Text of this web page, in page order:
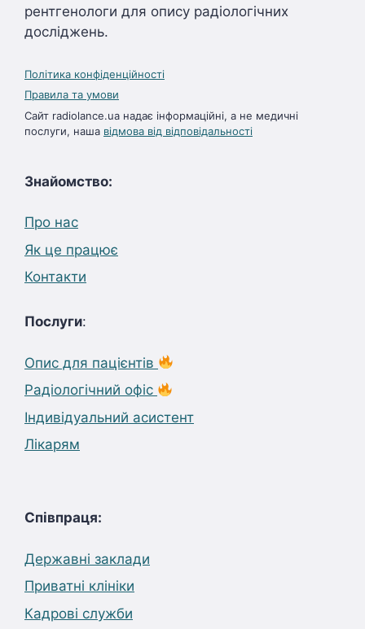
рентгенологи для опису радіологічних
досліджень.
Політика конфіденційності
Правила та умови
Сайт radiolance.ua надає інформаційні, а не медичні
послуги, наша відмова від відповідальності
Знайомство:
Про нас
Як це працює
Контакти
Послуги:
Опис для пацієнтів
Радіологічний офіс
Індивідуальний асистент
Лікарям
Співпраця:
Державні заклади
Приватні клініки
Кадрові служби